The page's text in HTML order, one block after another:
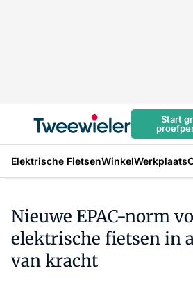
Start
Elektrische FietsenWinkelWerkplaats
Nieuwe EPAC-norm
elektrische fietsen in
van kracht